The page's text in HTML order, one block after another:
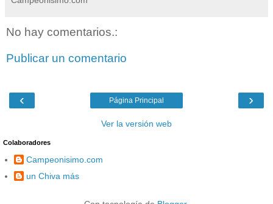
No hay comentarios.:
Publicar un comentario
‹ ›
Página Principal
Ver la versión web
Colaboradores
Campeonisimo.com
un Chiva más